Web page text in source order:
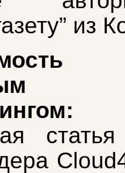
из